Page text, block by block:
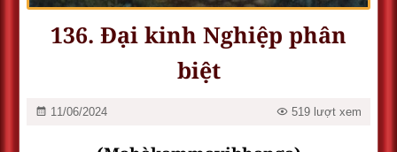
136. Ðại kinh Nghiệp phân
biệt
11/06/2024 519 lượt xem